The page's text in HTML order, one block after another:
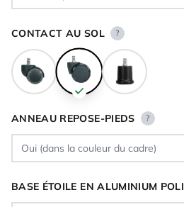
CONTACT AU SOL ?
ANNEAU REPOSE-PIEDS ?
BASE ÉTOILE EN ALUMINIUM POLI